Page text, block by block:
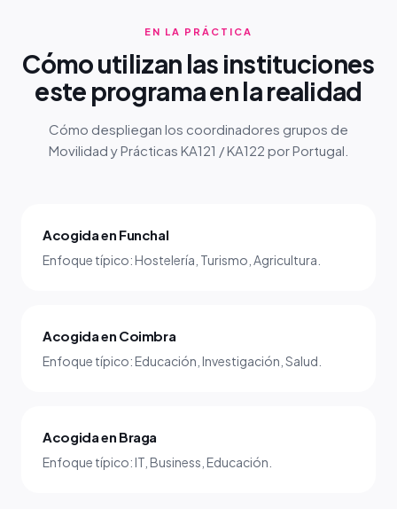
EN LA PRÁCTICA
Cómo utilizan las instituciones
este programa en la realidad
Cómo despliegan los coordinadores grupos de
Movilidad y Prácticas KA121 / KA122 por Portugal.
Acogida en Funchal
Enfoque típico: Hostelería, Turismo, Agricultura.
Acogida en Coimbra
Enfoque típico: Educación, Investigación, Salud.
Acogida en Braga
Enfoque típico: IT, Business, Educación.